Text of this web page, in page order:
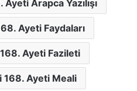
Arapca Yazılışı
Ayeti Faydaları
Ayeti Fazileti
168. Ayeti Meali